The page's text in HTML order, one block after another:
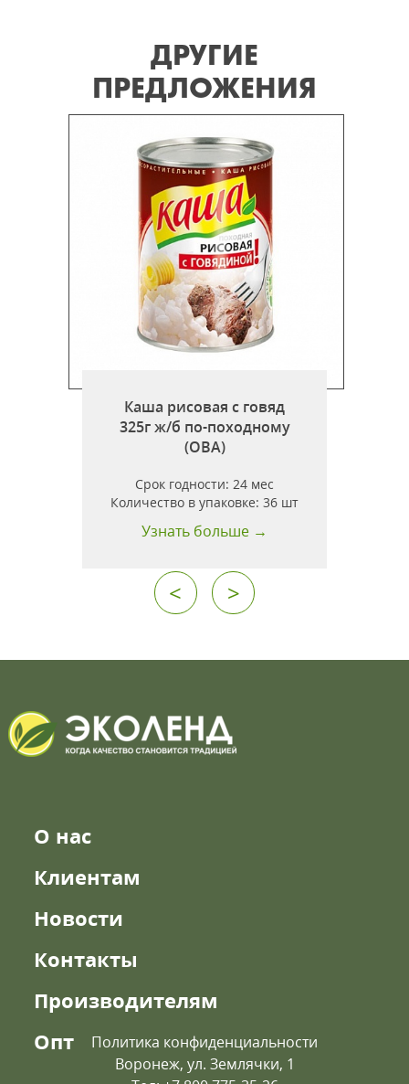
ДРУГИЕ
ПРЕДЛОЖЕНИЯ
Каша рисовая с говяд
325г ж/б по-походному
(ОВА)
Срок годности:24 мес
Количество в упаковке:36 шт
Узнать больше →
< >
О нас
Клиентам
Новости
Контакты
Производителям
Опт
Политика конфиденциальности
Воронеж, ул. Землячки, 1